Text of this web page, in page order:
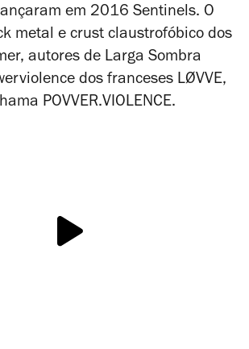
em 2016 Sentinels. O
metal e crust claustrofóbico dos
autores de Larga Sombra
dos franceses LØVVE,
POVVER.VIOLENCE.